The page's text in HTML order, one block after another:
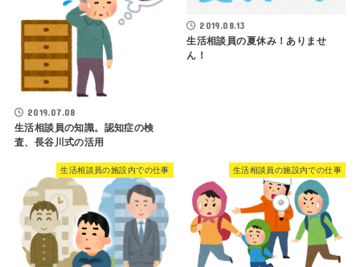
2019.07.08
生活相談員の知識。認知症の検
査、長谷川式の活用
2019.08.13
生活相談員の夏休み！ありませ
ん！
生活相談員の施設内での仕事 生活相談員の施設内での仕事